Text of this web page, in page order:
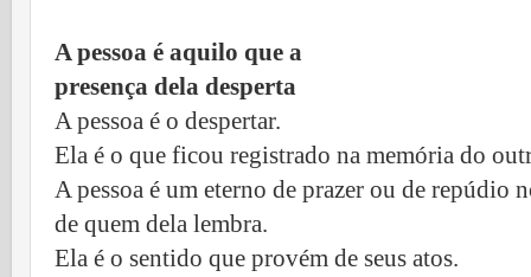
A pessoa é aquilo que a
presença dela desperta
A pessoa é o despertar.
Ela é o que ficou registrado na memória do
A pessoa é um eterno de prazer ou de repúdio
de quem dela lembra.
Ela é o sentido que provém de seus atos.